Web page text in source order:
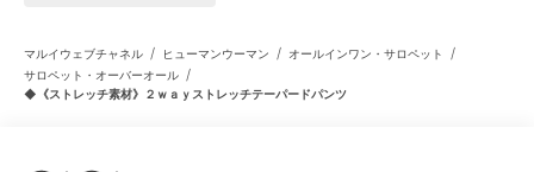
マルイウェブチャネル / ヒューマンウーマン / オールインワン・サロペット /
サロペット・オーバーオール /
◆《ストレッチ素材》２ｗａｙストレッチテーパードパンツ